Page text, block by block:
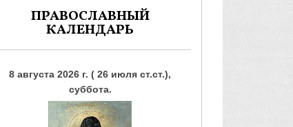
ФОТО
ПРАВОСЛАВНЫЙ
КАЛЕНДАРЬ
8 августа 2026 г. ( 26 июля ст.ст.),
суббота.